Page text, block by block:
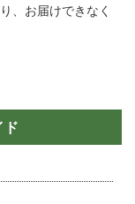
、お届けできなく
ド